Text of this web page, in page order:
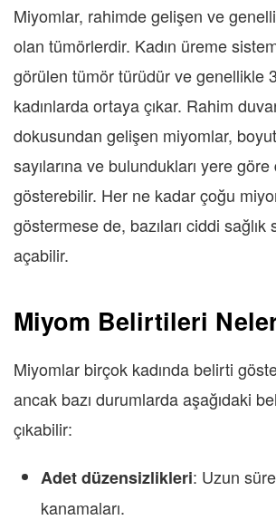
Miyomlar, rahimde gelişen ve
olan tümörlerdir. Kadın üreme
görülen tümör türüdür ve genellikle
kadınlarda ortaya çıkar. Rahim
dokusundan gelişen miyomlar,
sayılarına ve bulundukları yere
gösterebilir. Her ne kadar çoğu
göstermese de, bazıları ciddi sağlık
açabilir.
Miyom Belirtileri
Miyomlar birçok kadında belirti
ancak bazı durumlarda aşağıdaki
çıkabilir:
Adet düzensizlikleri: Uzun
kanamaları.